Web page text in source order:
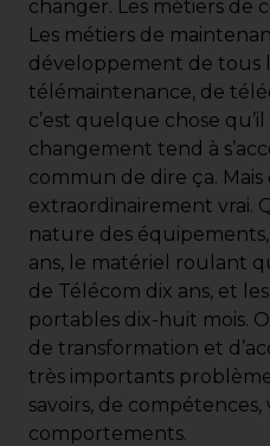
changer. Les métiers de
Les métiers de
développement de tous
télémaintenance, de
c’est quelque chose
changement tend à
commun de dire ça. Mais
extraordinairement vrai.
nature des
ans, le matériel roulant
de Télécom dix ans, et
portables dix-huit mois.
de transformation et
très importants
savoirs, de compétences,
comportements.